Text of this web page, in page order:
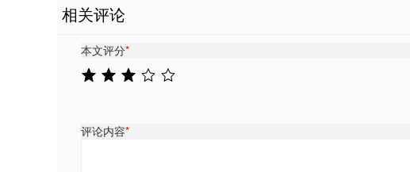
相关评论
本文评分*
评论内容*